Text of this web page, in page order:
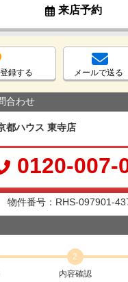
来店予約
録する メールで送る
合わせ
都ハウス 東寺店
0120-007-
物件番号：RHS-097901-
2
内容確認